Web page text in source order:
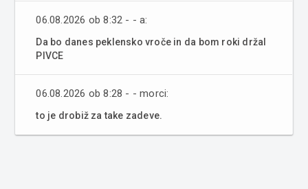
06.08.2026 ob 8:32 - - a:
Da bo danes peklensko vroče in da bom roki držal
PIVCE
06.08.2026 ob 8:28 - - morci:
to je drobiž za take zadeve.